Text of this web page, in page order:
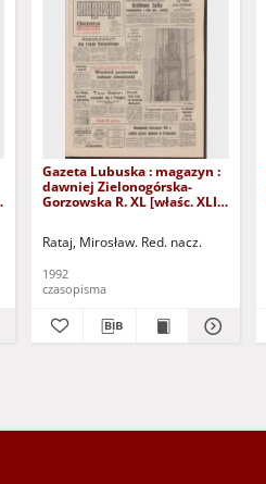
Gazeta Lubuska : magazyn :
dawniej Zielonogórska-
Gorzowska R. XL [właśc. XLI],
Rataj, Mirosław. Red. nacz.
1992
czasopisma